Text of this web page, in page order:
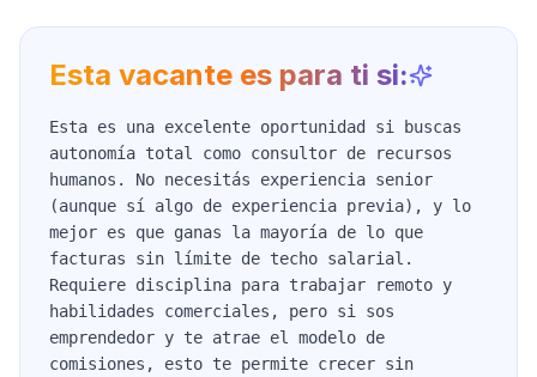
Esta vacante es para ti si:
Esta es una excelente oportunidad si buscas
autonomía total como consultor de recursos
humanos. No necesitás experiencia senior
(aunque sí algo de experiencia previa), y lo
mejor es que ganas la mayoría de lo que
facturas sin límite de techo salarial.
Requiere disciplina para trabajar remoto y
habilidades comerciales, pero si sos
emprendedor y te atrae el modelo de
comisiones, esto te permite crecer sin